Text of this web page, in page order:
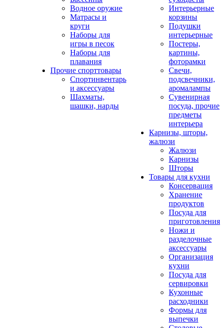
Водное оружие
Матрасы и
круги
Наборы для
игры в песок
Наборы для
плавания
Прочие спорттовары
Спортинвентарь
и аксессуары
Шахматы,
шашки, нарды
Интерьерные
корзины
Подушки
интерьерные
Постеры,
картины,
фоторамки
Свечи,
подсвечники,
аромалампы
Сувенирная
посуда, прочие
предметы
интерьера
Карнизы, шторы,
жалюзи
Жалюзи
Карнизы
Шторы
Товары для кухни
Консервация
Хранение
продуктов
Посуда для
приготовления
Ножи и
разделочные
аксессуары
Организация
кухни
Посуда для
сервировки
Кухонные
расходники
Формы для
выпечки